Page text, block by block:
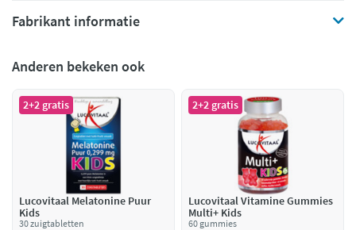
Fabrikant informatie
Anderen bekeken ook
2+2 gratis
Lucovitaal Melatonine Puur
Kids
30 zuigtabletten
2+2 gratis
Lucovitaal Vitamine Gummies
Multi+ Kids
60 gummies